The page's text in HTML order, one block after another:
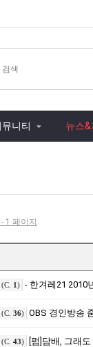
니티 뉴스&
1 페이지
(C. 1) - 한겨레21 2010
(C. 36) OBS 경인방송
(C. 43) [펌]담배, 그래